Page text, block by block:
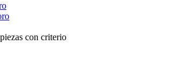
con criterio